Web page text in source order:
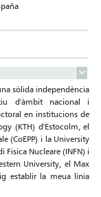
sòlida independència
d'àmbit nacional i
en institucions de
(KTH) d'Estocolm, el
(CoEPP) i la University
Nucleare (INFN) i
University, el Max
establir la meua línia